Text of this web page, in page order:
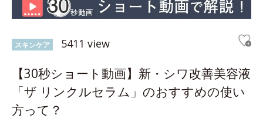
スキンケア 5411 view
【30秒ショート動画】新・シワ改善美容液
「ザ リンクルセラム」のおすすめの使い
方って？